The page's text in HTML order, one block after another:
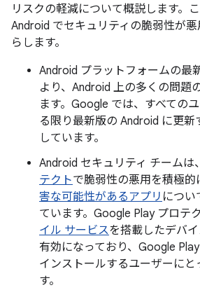
リスクの軽減について概説します。
Android でセキュリティの脆弱性が
らします。
Android プラットフォームの最
より、Android 上の多くの問題
ます。Google では、すべての
る限り最新版の Android に更新
しています。
Android セキュリティ チームは、
テクトで脆弱性の悪用を積極的
害な可能性があるアプリ につい
ています。Google Play プロテク
イル サービスを搭載したデバ
有効になっており、Google
インストールするユーザーにと
す。